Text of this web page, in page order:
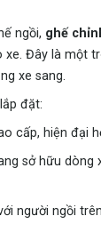
ngồi, ghế
xe. Đây là một
xe sang.
đặt:
cấp, hiện đại
sở hữu dòng
người ngồi